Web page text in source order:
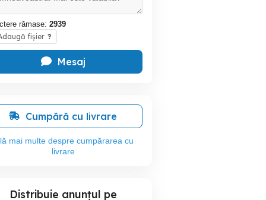
rămase: 2939
fișier ?
Mesaj
Cumpără cu livrare
mai multe despre cumpărarea cu
livrare
Distribuie anunțul pe